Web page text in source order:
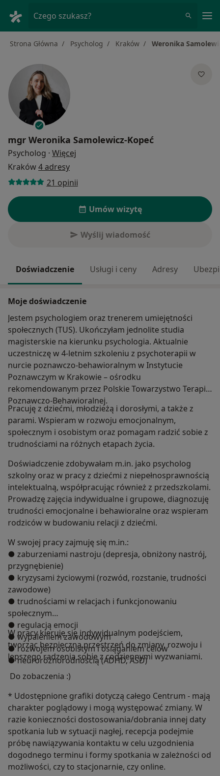
Czego szukasz?
Strona Główna Psycholog Kraków Weronika
mgr Weronika Samolewicz-Kopeć
Psycholog · Więcej
Kraków4 adresy
21 opinii
Umów wizytę
Wyślij wiadomość
Doświadczenie Usługi i ceny Adresy
Moje doświadczenie
Jestem psychologiem oraz trenerem umiejętności
społecznych (TUS). Ukończyłam jednolite studia
magisterskie na kierunku psychologia. Aktualnie
uczestniczę w 4-letnim szkoleniu z psychoterapii w
nurcie poznawczo-behawioralnym w Instytucie
Poznawczym w Krakowie – ośrodku
rekomendowanym przez Polskie Towarzystwo Terapii
Poznawczo-Behawioralnej.
Pracuję z dziećmi, młodzieżą i dorosłymi, a także z
parami. Wspieram w rozwoju emocjonalnym,
społecznym i osobistym oraz pomagam radzić sobie z
trudnościami na różnych etapach życia.
Doświadczenie zdobywałam m.in. jako psycholog
szkolny oraz w pracy z dziećmi z niepełnosprawnością
intelektualną, współpracując również z przedszkolami.
Prowadzę zajęcia indywidualne i grupowe, diagnozuję
trudności emocjonalne i behawioralne oraz wspieram
rodziców w budowaniu relacji z dziećmi.
W swojej pracy zajmuję się m.in.:
● zaburzeniami nastroju (depresja, obniżony nastrój,
przygnębienie)
● kryzysami życiowymi (rozwód, rozstanie, trudności
zawodowe)
● trudnościami w relacjach i funkcjonowaniu
społecznym
● regulacją emocji
● wypaleniem zawodowym
● rozwojem osobistym i osiąganiem celów
● neuroróżnorodnością (ADHD, ASD)
W pracy kieruję się indywidualnym podejściem,
tworząc bezpieczną przestrzeń do zmiany, rozwoju i
lepszego radzenia sobie z codziennymi wyzwaniami.
Do zobaczenia :)
* Udostępnione grafiki dotyczą całego Centrum - mają
charakter poglądowy i mogą występować zmiany. W
razie konieczności dostosowania/dobrania innej daty
spotkania lub w sytuacji nagłej, recepcja podejmie
próbę nawiązywania kontaktu w celu uzgodnienia
dogodnego terminu i formy spotkania w zależności od
możliwości, czy to stacjonarnie, czy online.